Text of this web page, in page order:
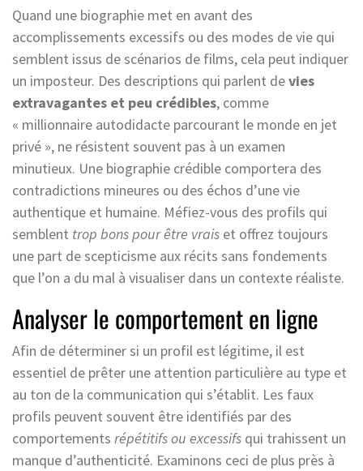
Quand une biographie met en avant des
accomplissements excessifs ou des modes de vie qui
semblent issus de scénarios de films, cela peut indiquer
un imposteur. Des descriptions qui parlent devies
extravagantes et peu crédibles, comme
« millionnaire autodidacte parcourant le monde en jet
privé », ne résistent souvent pas à un examen
minutieux. Une biographie crédible comportera des
contradictions mineures ou des échos d’une vie
authentique et humaine. Méfiez-vous des profils qui
semblent trop bons pour être vrais et offrez toujours
une part de scepticisme aux récits sans fondements
que l’on a du mal à visualiser dans un contexte réaliste.
Analyser le comportement en ligne
Afin de déterminer si un profil est légitime, il est
essentiel de prêter une attention particulière au type et
au ton de la communication qui s’établit. Les faux
profils peuvent souvent être identifiés par des
comportements répétitifs ou excessifs qui trahissent un
manque d’authenticité. Examinons ceci de plus près à